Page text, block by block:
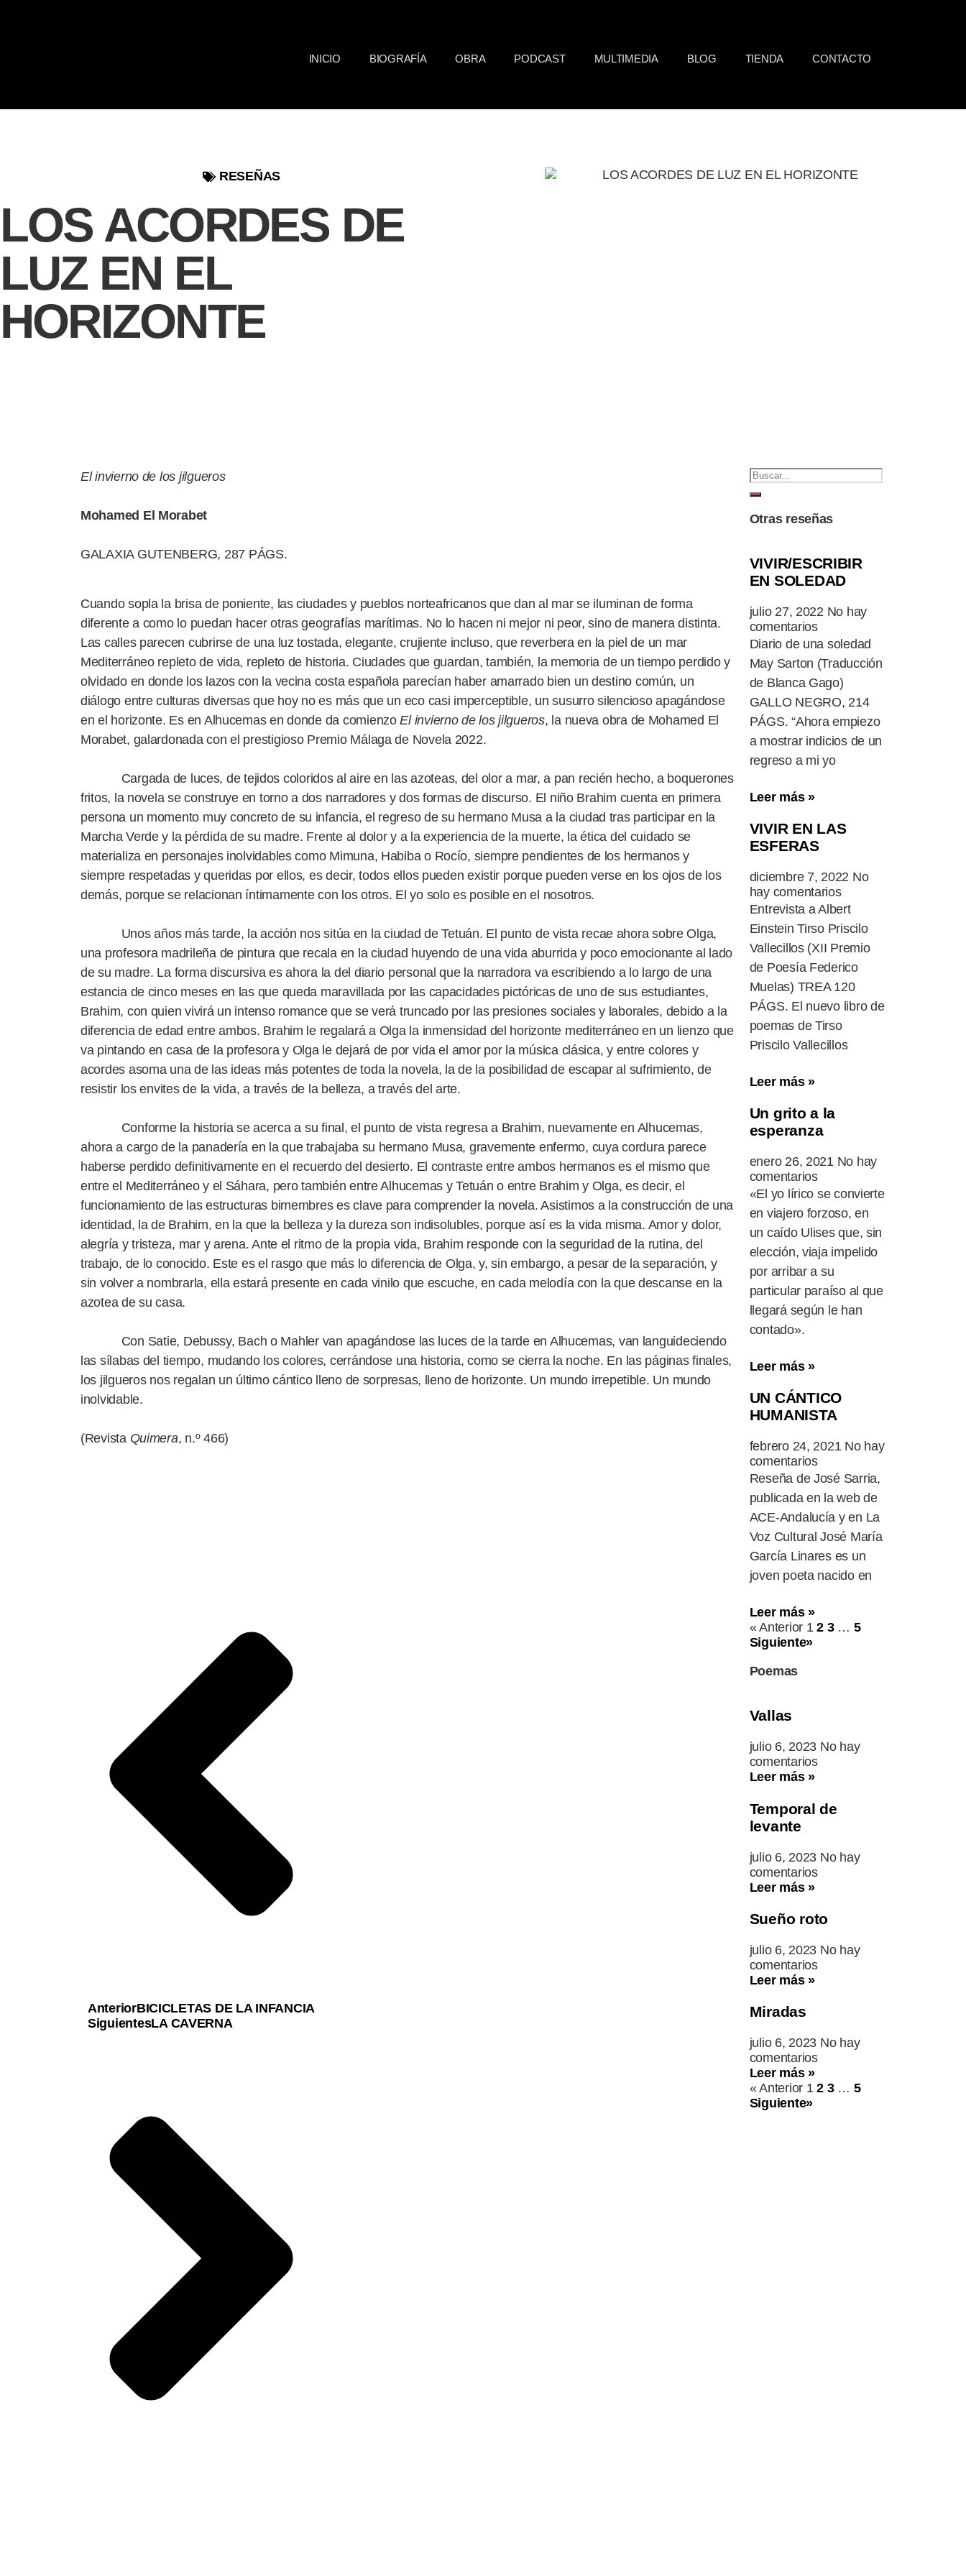
INICIO BIOGRAFÍA OBRA PODCAST MULTIMEDIA BLOG TIENDA CONTACTO
RESEÑAS
LOS ACORDES DE
LUZ EN EL
HORIZONTE
El invierno de los jilgueros
Mohamed El Morabet
GALAXIA GUTENBERG, 287 PÁGS.
Cuando sopla la brisa de poniente, las ciudades y pueblos norteafricanos que dan al mar se iluminan de forma
diferente a como lo puedan hacer otras geografías marítimas. No lo hacen ni mejor ni peor, sino de manera distinta.
Las calles parecen cubrirse de una luz tostada, elegante, crujiente incluso, que reverbera en la piel de un mar
Mediterráneo repleto de vida, repleto de historia. Ciudades que guardan, también, la memoria de un tiempo perdido y
olvidado en donde los lazos con la vecina costa española parecían haber amarrado bien un destino común, un
diálogo entre culturas diversas que hoy no es más que un eco casi imperceptible, un susurro silencioso apagándose
en el horizonte. Es en Alhucemas en donde da comienzoEl invierno de los jilgueros, la nueva obra de Mohamed El
Morabet, galardonada con el prestigioso Premio Málaga de Novela 2022.
Cargada de luces, de tejidos coloridos al aire en las azoteas, del olor a mar, a pan recién hecho, a boquerones
fritos, la novela se construye en torno a dos narradores y dos formas de discurso. El niño Brahim cuenta en primera
persona un momento muy concreto de su infancia, el regreso de su hermano Musa a la ciudad tras participar en la
Marcha Verde y la pérdida de su madre. Frente al dolor y a la experiencia de la muerte, la ética del cuidado se
materializa en personajes inolvidables como Mimuna, Habiba o Rocío, siempre pendientes de los hermanos y
siempre respetadas y queridas por ellos, es decir, todos ellos pueden existir porque pueden verse en los ojos de los
demás, porque se relacionan íntimamente con los otros. El yo solo es posible en el nosotros.
Unos años más tarde, la acción nos sitúa en la ciudad de Tetuán. El punto de vista recae ahora sobre Olga,
una profesora madrileña de pintura que recala en la ciudad huyendo de una vida aburrida y poco emocionante al lado
de su madre. La forma discursiva es ahora la del diario personal que la narradora va escribiendo a lo largo de una
estancia de cinco meses en las que queda maravillada por las capacidades pictóricas de uno de sus estudiantes,
Brahim, con quien vivirá un intenso romance que se verá truncado por las presiones sociales y laborales, debido a la
diferencia de edad entre ambos. Brahim le regalará a Olga la inmensidad del horizonte mediterráneo en un lienzo que
va pintando en casa de la profesora y Olga le dejará de por vida el amor por la música clásica, y entre colores y
acordes asoma una de las ideas más potentes de toda la novela, la de la posibilidad de escapar al sufrimiento, de
resistir los envites de la vida, a través de la belleza, a través del arte.
Conforme la historia se acerca a su final, el punto de vista regresa a Brahim, nuevamente en Alhucemas,
ahora a cargo de la panadería en la que trabajaba su hermano Musa, gravemente enfermo, cuya cordura parece
haberse perdido definitivamente en el recuerdo del desierto. El contraste entre ambos hermanos es el mismo que
entre el Mediterráneo y el Sáhara, pero también entre Alhucemas y Tetuán o entre Brahim y Olga, es decir, el
funcionamiento de las estructuras bimembres es clave para comprender la novela. Asistimos a la construcción de una
identidad, la de Brahim, en la que la belleza y la dureza son indisolubles, porque así es la vida misma. Amor y dolor,
alegría y tristeza, mar y arena. Ante el ritmo de la propia vida, Brahim responde con la seguridad de la rutina, del
trabajo, de lo conocido. Este es el rasgo que más lo diferencia de Olga, y, sin embargo, a pesar de la separación, y
sin volver a nombrarla, ella estará presente en cada vinilo que escuche, en cada melodía con la que descanse en la
azotea de su casa.
Con Satie, Debussy, Bach o Mahler van apagándose las luces de la tarde en Alhucemas, van languideciendo
las sílabas del tiempo, mudando los colores, cerrándose una historia, como se cierra la noche. En las páginas finales,
los jilgueros nos regalan un último cántico lleno de sorpresas, lleno de horizonte. Un mundo irrepetible. Un mundo
inolvidable.
(Revista Quimera, n.º 466)
AnteriorBICICLETAS DE LA INFANCIA
SiguientesLA CAVERNA
Otras reseñas
VIVIR/ESCRIBIR
EN SOLEDAD
julio 27, 2022 No hay
comentarios
Diario de una soledad
May Sarton (Traducción
de Blanca Gago)
GALLO NEGRO, 214
PÁGS. “Ahora empiezo
a mostrar indicios de un
regreso a mi yo
Leer más »
VIVIR EN LAS
ESFERAS
diciembre 7, 2022 No
hay comentarios
Entrevista a Albert
Einstein Tirso Priscilo
Vallecillos (XII Premio
de Poesía Federico
Muelas) TREA 120
PÁGS. El nuevo libro de
poemas de Tirso
Priscilo Vallecillos
Leer más »
Un grito a la
esperanza
enero 26, 2021 No hay
comentarios
«El yo lírico se convierte
en viajero forzoso, en
un caído Ulises que, sin
elección, viaja impelido
por arribar a su
particular paraíso al que
llegará según le han
contado».
Leer más »
UN CÁNTICO
HUMANISTA
febrero 24, 2021 No hay
comentarios
Reseña de José Sarria,
publicada en la web de
ACE-Andalucía y en La
Voz Cultural José María
García Linares es un
joven poeta nacido en
Leer más »
« Anterior 1 2 3 … 5
Siguiente»
Poemas
Vallas
julio 6, 2023 No hay
comentarios
Leer más »
Temporal de
levante
julio 6, 2023 No hay
comentarios
Leer más »
Sueño roto
julio 6, 2023 No hay
comentarios
Leer más »
Miradas
julio 6, 2023 No hay
comentarios
Leer más »
« Anterior 1 2 3 … 5
Siguiente»